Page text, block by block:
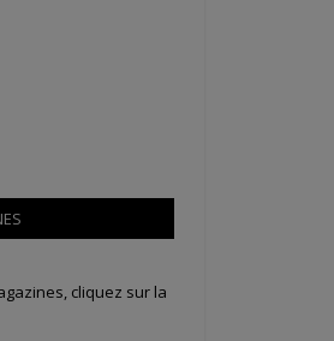
cliquez sur la